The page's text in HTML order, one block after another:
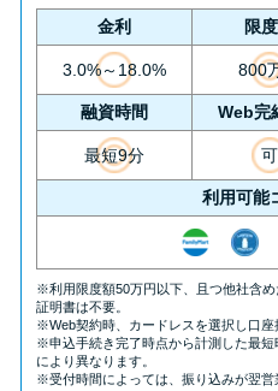
金利 限
3.0%～18.0% 800
融資時間 Web完
最短9分 可
利用可能
※利用限度額50万円以下、且つ他社含
証明書は不要。
※Web契約時、カードレスを選択し口座
※申込手続き完了時点から計測した最
により異なります。
※受付時間によっては、振り込みが翌営